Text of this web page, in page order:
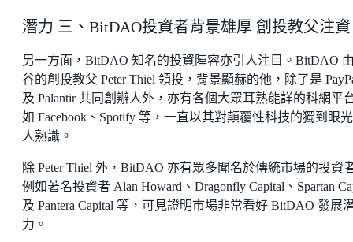
潛力 三、BitDAO投資者背景雄厚 創投教父注資
另一方面，BitDAO 知名的投資陣容亦引人注目。BitDAO
谷的創投教父 Peter Thiel 領投，背景顯赫的他，除了是
及 Palantir 共同創辦人外，亦有各個大眾耳熟能詳的科網平
如 Facebook、Spotify 等，一直以其對顛覆性科技的獨到眼
人熟識。
除 Peter Thiel 外，BitDAO 亦有眾多聞名於傳統市場的投資
例如著名投資者 Alan Howard、Dragonfly Capital、Spartan
及 Pantera Capital 等，可見證明市場非常看好 BitDAO 發展
力。